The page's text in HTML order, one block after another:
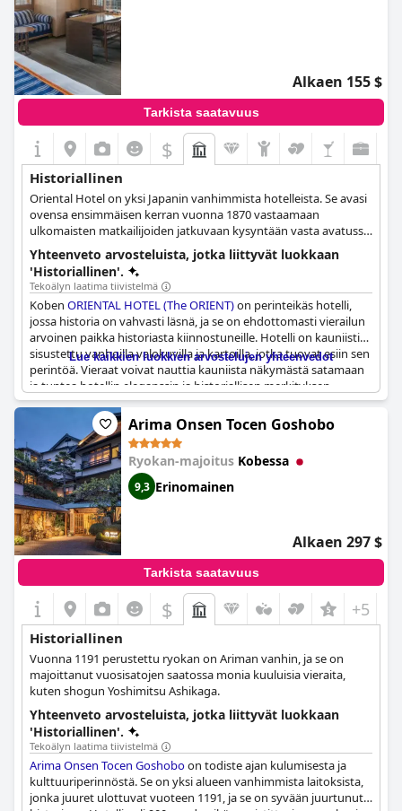
Alkaen 155 $
Tarkista saatavuus
$
Historiallinen
Oriental Hotel on yksi Japanin vanhimmista hotelleista. Se avasi
ovensa ensimmäisen kerran vuonna 1870 vastaamaan
ulkomaisten matkailijoiden jatkuvaan kysyntään vasta avatussa
Koben satamassa. Sen maine tunnettiin poliitikkojen ja
liikemagnaattien keskuudessa. Vuonna 1995 maanjäristys
tuhosi alkuperäisen hotellin, ja uusi hotelli rakennettiin
säilyttäen sama muotoilu- ja palvelufilosofia.
Yhteenveto arvosteluista, jotka liittyvät luokkaan
'Historiallinen'.
Tekoälyn laatima tiivistelmä
Koben ORIENTAL HOTEL (The ORIENT)on perinteikäs hotelli,
jossa historia on vahvasti läsnä, ja se on ehdottomasti vierailun
arvoinen paikka historiasta kiinnostuneille. Hotelli on kauniisti
sisustettu vanhoilla valokuvilla ja kartoilla, jotka tuovat esiin sen
perintöä. Vieraat voivat nauttia kauniista näkymästä satamaan
ja tuntea hotellin eleganssin ja historiallisen merkityksen.
Sijaitsee vanhalla ulkomaalaisten asuinalueella, jossa vieraat
voivat kokea kaupungin historiaa rentoutuessaan ylellisessä
vintage-tunnelmassa. Vierailijat ilmaisevat tuntevansa ylpeyttä
yöpyessään Japanin vanhimmassa hotellissa ja arvostavat heitä
ympäröivää historian tunnetta. Kaiken kaikkiaan ORIENTAL
HOTEL (The ORIENT)on huippulaadukas hotelli, jossa vieraat
voivat uppoutua Koben rikkaaseen historiaan.
Lue kaikkien luokkien arvostelujen yhteenvedot
Arima Onsen Tocen Goshobo
Ryokan-majoitus Kobessa
9,3 Erinomainen
Alkaen 297 $
Tarkista saatavuus
$ +5
Historiallinen
Vuonna 1191 perustettu ryokan on Ariman vanhin, ja se on
majoittanut vuosisatojen saatossa monia kuuluisia vieraita,
kuten shogun Yoshimitsu Ashikaga.
Yhteenveto arvosteluista, jotka liittyvät luokkaan
'Historiallinen'.
Tekoälyn laatima tiivistelmä
Arima Onsen Tocen Goshoboon todiste ajan kulumisesta ja
kulttuuriperinnöstä. Se on yksi alueen vanhimmista laitoksista,
jonka juuret ulottuvat vuoteen 1191, ja se on syvään juurtunut